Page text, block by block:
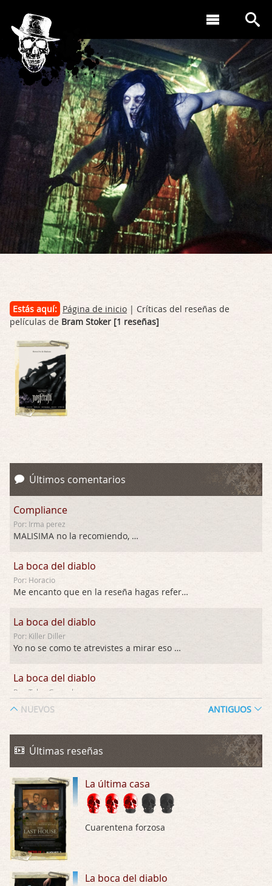
Estás aquí: Página de inicio | Críticas del reseñas de
películas de Bram Stoker [1 reseñas]
Últimos comentarios
Compliance
Por: Irma perez
MALISIMA no la recomiendo, …
La boca del diablo
Por: Horacio
Me encanto que en la reseña hagas referen …
La boca del diablo
Por: Killer Diller
Yo no se como te atrevistes a mirar eso …
La boca del diablo
Por: Talan Gwynek
La Odisea
Por: Talan Gwynek
La Odisea
Por: Draghann
No sé si entrar en polémicas con respect …
Trance
Por: Luar
NUEVOS ANTIGUOS
Últimas reseñas
La última casa
Cuarentena forzosa
La boca del diablo